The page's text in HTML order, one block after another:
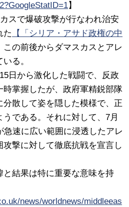
】
スで爆破攻撃が行なわれ治安
た
【「シリア・アサド政権の中
この前後からダマスカスとアレ
る。
日から激化した戦闘で、反政
時掌握したが、政府軍精鋭部隊
散して姿を隠した模様で、正
である。それに対して、7月
急速に広い範囲に浸透したアレ
攻撃に対して徹底抗戦を宣言し
結果は特に重要な意味を持
news/worldnews/middleeas